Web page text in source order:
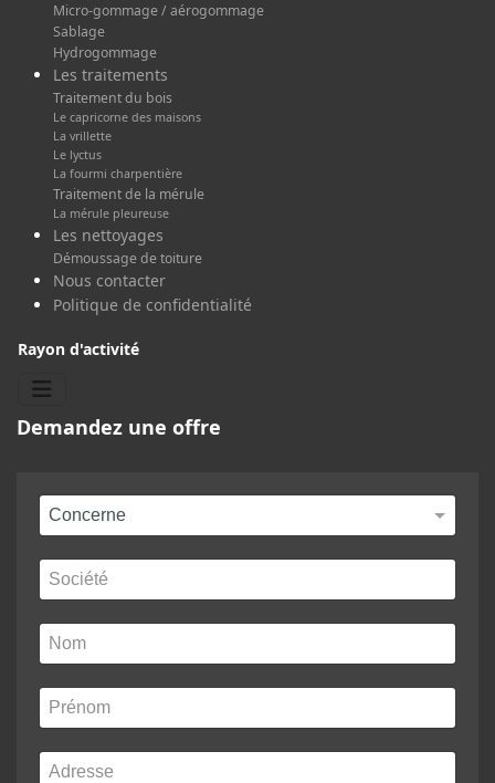
Micro-gommage / aérogommage
Sablage
Hydrogommage
Les traitements
Traitement du bois
Le capricorne des maisons
La vrillette
Le lyctus
La fourmi charpentière
Traitement de la mérule
La mérule pleureuse
Les nettoyages
Démoussage de toiture
Nous contacter
Politique de confidentialité
Rayon d'activité
Demandez une offre